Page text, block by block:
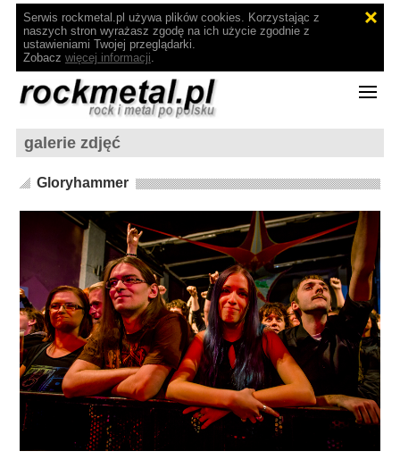
Serwis rockmetal.pl używa plików cookies. Korzystając z
naszych stron wyrażasz zgodę na ich użycie zgodnie z
ustawieniami Twojej przeglądarki.
Zobacz więcej informacji.
galerie zdjęć
Gloryhammer